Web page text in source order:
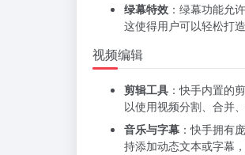
绿幕特效 ：绿幕功能允
这使得用户可以轻松打
视频编辑
剪辑工具 ：快手内置的
以使用视频分割、合并
音乐与字幕 ：快手拥有
持添加动态文本或字幕